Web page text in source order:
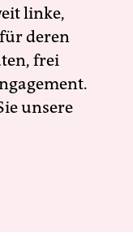
linke,
deren
frei
unsere